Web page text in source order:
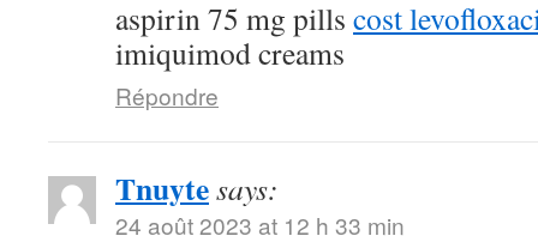
aspirin 75 mg pills cost
imiquimod creams
Répondre
Tnuytesays:
24 août 2023 at 12 h 33 min